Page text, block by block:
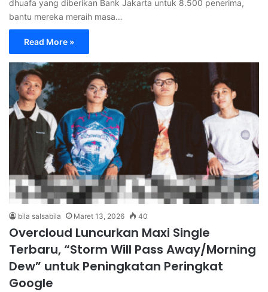
dhuafa yang diberikan Bank Jakarta untuk 8.500 penerima,
bantu mereka meraih masa…
Read More »
bila salsabila Maret 13, 2026 40
Overcloud Luncurkan Maxi Single
Terbaru, “Storm Will Pass Away/Morning
Dew” untuk Peningkatan Peringkat
Google